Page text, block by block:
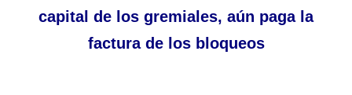
capital de los gremiales, aún paga la
factura de los bloqueos